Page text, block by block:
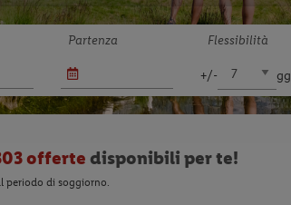
Partenza Flessibilità
+/- gg
offerte disponibili per te!
periodo di soggiorno.